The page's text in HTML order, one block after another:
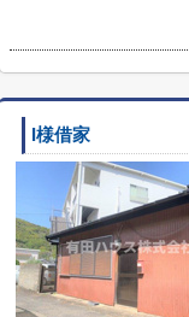
I様借家